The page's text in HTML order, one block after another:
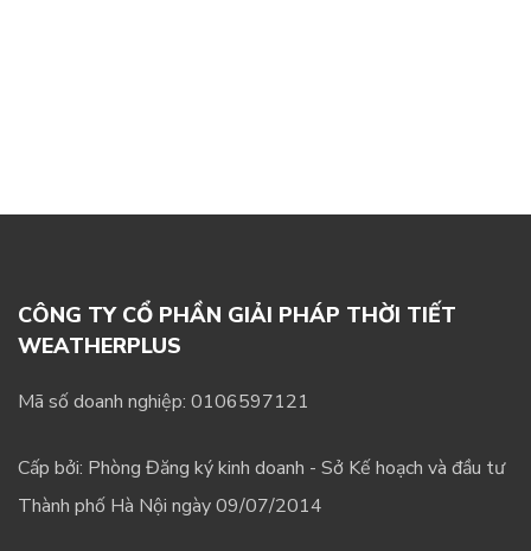
CÔNG TY CỔ PHẦN GIẢI PHÁP THỜI TIẾT
WEATHERPLUS
Mã số doanh nghiệp: 0106597121
Cấp bởi: Phòng Đăng ký kinh doanh - Sở Kế hoạch và đầu tư
Thành phố Hà Nội ngày 09/07/2014